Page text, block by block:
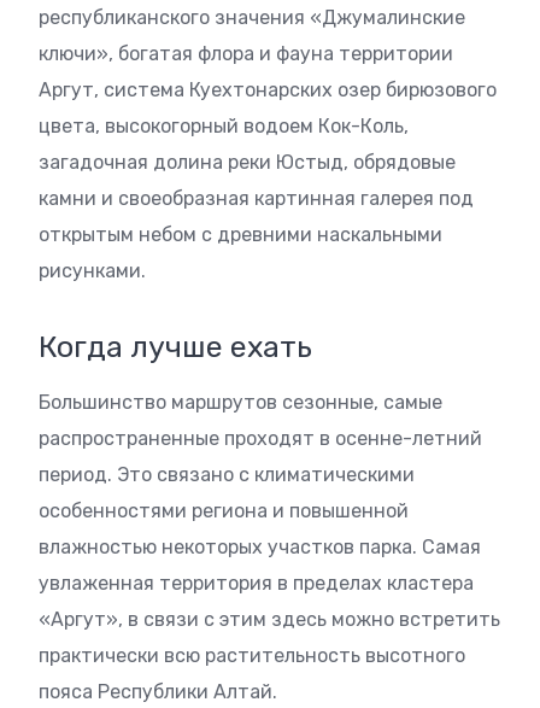
республиканского значения «Джумалинские
ключи», богатая флора и фауна территории
Аргут, система Куехтонарских озер бирюзового
цвета, высокогорный водоем Кок-Коль,
загадочная долина реки Юстыд, обрядовые
камни и своеобразная картинная галерея под
открытым небом с древними наскальными
рисунками.
Когда лучше ехать
Большинство маршрутов сезонные, самые
распространенные проходят в осенне-летний
период. Это связано с климатическими
особенностями региона и повышенной
влажностью некоторых участков парка. Самая
увлаженная территория в пределах кластера
«Аргут», в связи с этим здесь можно встретить
практически всю растительность высотного
пояса Республики Алтай.